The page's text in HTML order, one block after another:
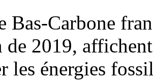
Bas-Carbone
de 2019,
les énergies